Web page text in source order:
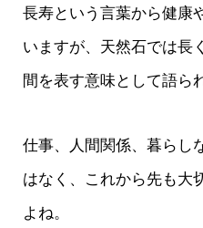
長寿という言葉から健康
いますが、天然石では長
間を表す意味として語ら
仕事、人間関係、暮らし
はなく、これから先も大
よね。